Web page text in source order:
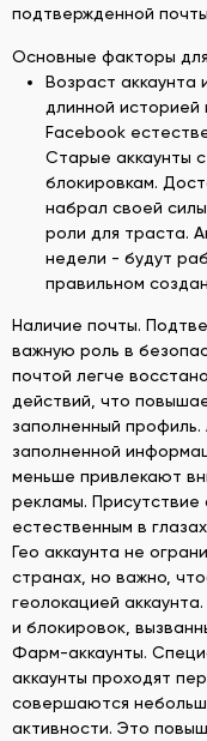
подтвержденной
Основные факторы
Возраст аккаунта
длинной историей
Facebook
Старые аккаунты
блокировкам.
набрал своей
роли для траста.
недели - будут
правильном
Наличие почты.
важную роль в
почтой легче
действий, что
заполненный
заполненной
меньше привлекают
рекламы.
естественным в
Гео аккаунта не
странах, но важно,
геолокацией
и блокировок,
Фарм-аккаунты.
аккаунты проходят
совершаются
активности. Это